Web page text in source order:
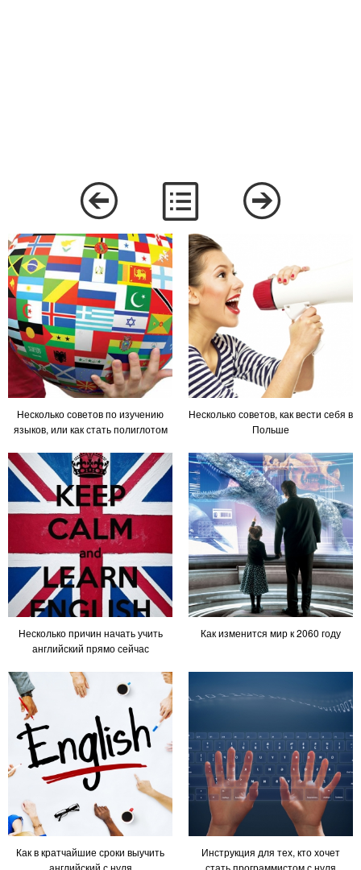
Несколько советов по изучению
языков, или как стать полиглотом
Несколько советов, как вести себя в
Польше
Несколько причин начать учить
английский прямо сейчас
Как изменится мир к 2060 году
Как в кратчайшие сроки выучить
Инструкция для тех, кто хочет